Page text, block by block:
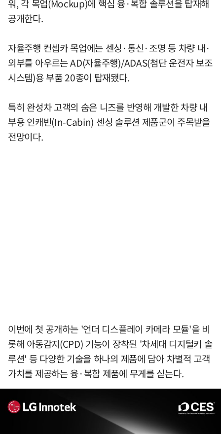
워, 각 목업(Mockup)에 핵심 융·복합 솔루션을 탑재해
공개한다.
자율주행 컨셉카 목업에는 센싱·통신·조명 등 차량 내·
외부를 아우르는 AD(자율주행)/ADAS(첨단 운전자 보조
시스템)용 부품 20종이 탑재됐다.
특히 완성차 고객의 숨은 니즈를 반영해 개발한 차량 내
부용 인캐빈(In-Cabin) 센싱 솔루션 제품군이 주목받을
전망이다.
이번에 첫 공개하는 '언더 디스플레이 카메라 모듈'을 비
롯해 아동감지(CPD) 기능이 장착된 '차세대 디지털키 솔
루션' 등 다양한 기술을 하나의 제품에 담아 차별적 고객
가치를 제공하는 융·복합 제품에 무게를 싣는다.